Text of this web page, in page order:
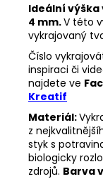
Ideální
4 mm.V této
vykrajovaný
Číslo
inspiraci či
najdete ve
Kreatif
Materiál:
z
styk s
biologicky
zdrojů. Barva